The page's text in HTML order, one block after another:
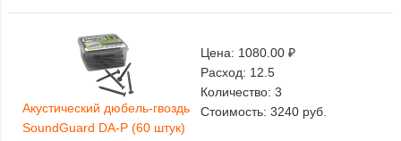
Акустический дюбель-гвоздь
SoundGuard DA-P (60 штук)
Цена: 1080.00 ₽
Расход: 12.5
Количество: 3
Стоимость: 3240 руб.